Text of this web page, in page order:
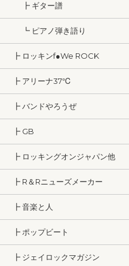
┣ ギター譜
┗ ピアノ弾き語り
┣ ロッキンf●We ROCK
┣ アリーナ37℃
┣ バンドやろうぜ
┣ GB
┣ ロッキングオンジャパン他
┣ R＆Rニューズメーカー
┣ 音楽と人
┣ ポップビート
┣ ジェイロックマガジン